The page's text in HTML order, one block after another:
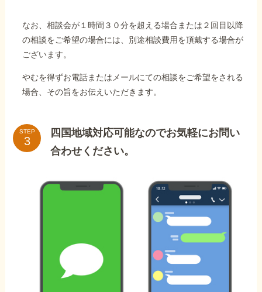
なお、相談会が１時間３０分を超える場合または２回目以降
の相談をご希望の場合には、別途相談費用を頂戴する場合が
ございます。
やむを得ずお電話またはメールにての相談をご希望をされる
場合、その旨をお伝えいただきます。
STEP
四国地域対応可能なのでお気軽にお問い
合わせください。